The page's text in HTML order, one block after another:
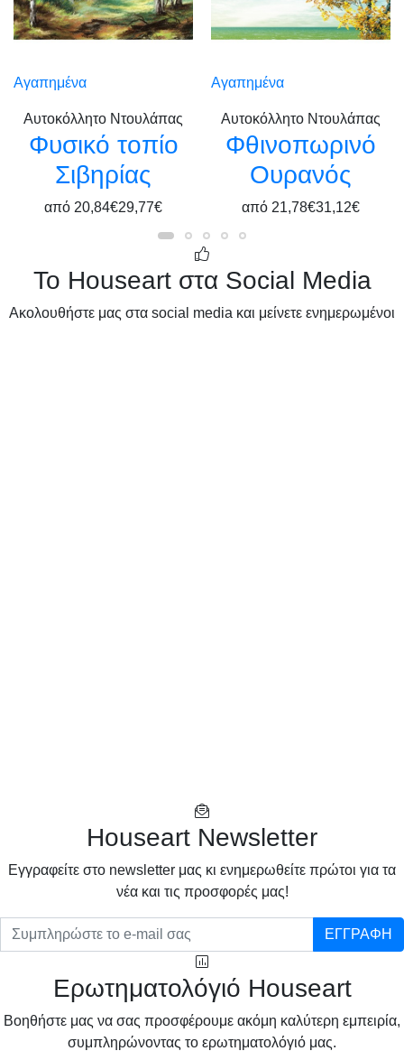
Αγαπημένα
Αυτοκόλλητο Ντουλάπας
Φυσικό τοπίο
Σιβηρίας
από 20,84€29,77€
Αγαπημένα
Αυτοκόλλητο Ντουλάπας
Φθινοπωρινό
Ουρανός
από 21,78€31,12€
Το Houseart στα Social Media
Ακολουθήστε μας στα social media και μείνετε ενημερωμένοι
Houseart Newsletter
Eγγραφείτε στο newsletter μας κι ενημερωθείτε πρώτοι για τα
νέα και τις προσφορές μας!
ΕΓΓΡΑΦΗ
Ερωτηματολόγιό Houseart
Βοηθήστε μας να σας προσφέρουμε ακόμη καλύτερη εμπειρία,
συμπληρώνοντας το ερωτηματολόγιό μας.